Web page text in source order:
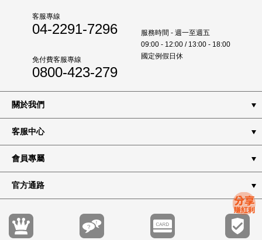
客服專線
04-2291-7296
免付費客服專線
0800-423-279
服務時間 - 週一至週五
09:00 - 12:00 / 13:00 - 18:00
國定例假日休
關於我們
客服中心
會員專屬
官方通路